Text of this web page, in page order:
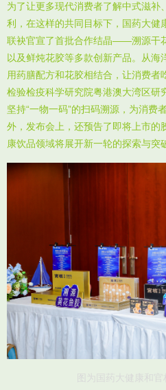
为了让更多现代消费者了解中式滋补
利，在这样的共同目标下，国药大健
联袂官宣了首批合作结晶——溯源干
以及鲜炖花胶等多款创新产品。从海
用药膳配方和花胶相结合，让消费者
检验检疫科学研究院粤港澳大湾区研
坚持“一物一码”的扫码溯源，为消费
外，发布会上，还预告了即将上市的
康饮品领域将展开新一轮的探索与突
图为国药大健康和